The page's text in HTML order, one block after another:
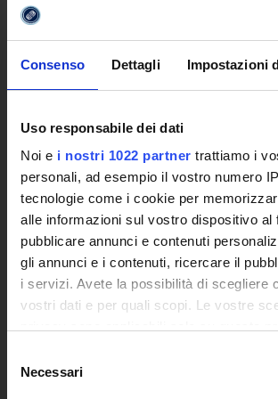
Consenso Dettagli Impostazioni
Uso responsabile dei dati
Noi e i nostri 1022 partner trattiamo i
personali, ad esempio il vostro numero
tecnologie come i cookie per
alle informazioni sul vostro dispositivo al
pubblicare annunci e contenuti
gli annunci e i contenuti, ricercare il
i servizi. Avete la possibilità di scegliere
vostri dati e per quali scopi. Le vostre
modificare o revocare il proprio consenso
momento dalla Dichiarazione sui cookie
delNecessari
Trasparenza e Assicurazione
Ricerca
Struttura e Personale
Le Sedi
Sistemi Informativi di
Bandi e Concorsi
Poli di Studio
International
L'infrastruttura di e-
Eventi
Siti Istituzionali e Progetti
Accesso alla Banca Dati di
Posta Elettronica Certificata
Bacheca del Rettore